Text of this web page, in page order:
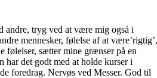
tryg ved at være mig også i
mennesker, følelse af at
følelser, sætter mine grænser på en
har det godt med at holde kurser i
foredrag. Nervøs ved Messer. God til